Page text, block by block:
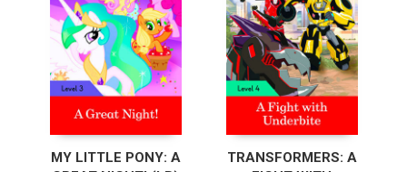
MY LITTLE PONY: A
TRANSFORMERS: A